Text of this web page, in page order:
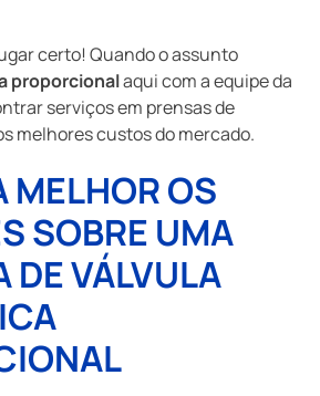
certo! Quando o assunto
proporcionalaqui com a equipe da
serviços em prensas de
melhores custos do mercado.
MELHOR OS
SOBRE UMA
DE VÁLVULA